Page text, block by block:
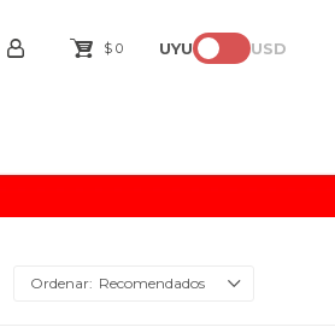
$ 0 UYU USD
Recomendados